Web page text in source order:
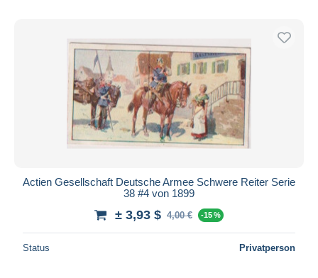
Actien Gesellschaft Deutsche Armee Schwere Reiter Serie
38 #4 von 1899
± 3,93 $ 4,00 € -15 %
Status Privatperson